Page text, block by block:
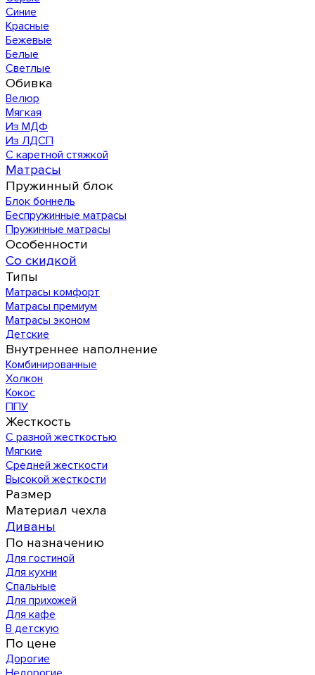
Синие
Красные
Бежевые
Белые
Светлые
Обивка
Велюр
Мягкая
Из МДФ
Из ЛДСП
С каретной стяжкой
Матрасы
Пружинный блок
Блок боннель
Беспружинные матрасы
Пружинные матрасы
Особенности
Со скидкой
Типы
Матрасы комфорт
Матрасы премиум
Матрасы эконом
Детские
Внутреннее наполнение
Комбинированные
Холкон
Кокос
ППУ
Жесткость
С разной жесткостью
Мягкие
Средней жесткости
Высокой жесткости
Размер
Материал чехла
Диваны
По назначению
Для гостиной
Для кухни
Спальные
Для прихожей
Для кафе
В детскую
По цене
Дорогие